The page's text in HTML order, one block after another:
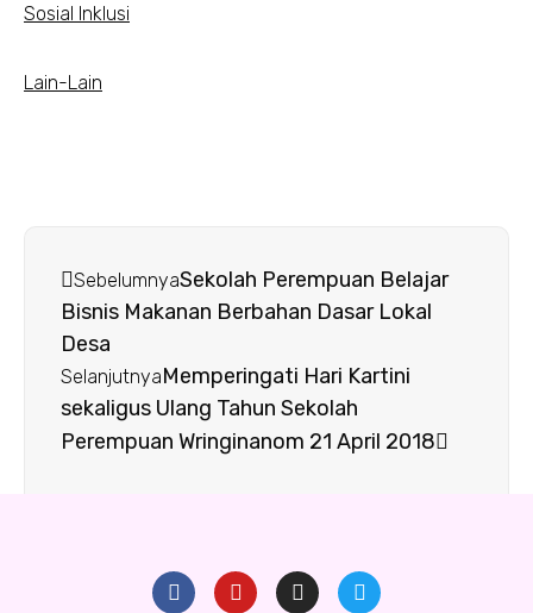
Sosial Inklusi
Lain-Lain
SebelumnyaSekolah Perempuan Belajar
Bisnis Makanan Berbahan Dasar Lokal
Desa
SelanjutnyaMemperingati Hari Kartini
sekaligus Ulang Tahun Sekolah
Perempuan Wringinanom 21 April 2018